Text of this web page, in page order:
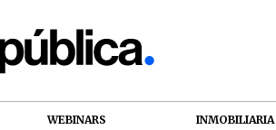
WEBINARS INMOBILIARIA